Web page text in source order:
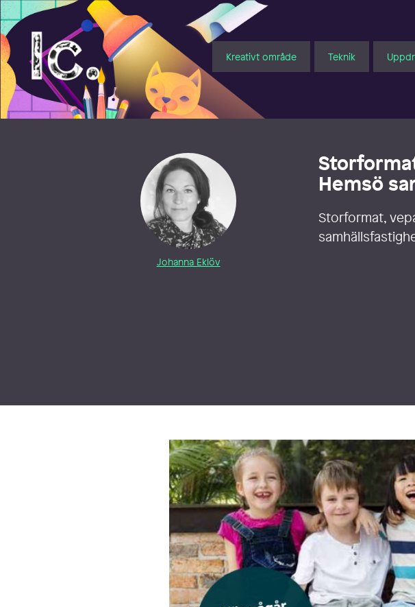
Illustratörcentrum
Kreativt område Teknik
Johanna Eklöv
Hemsö
Storformat,